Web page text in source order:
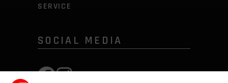
SERVICE
SOCIAL MEDIA